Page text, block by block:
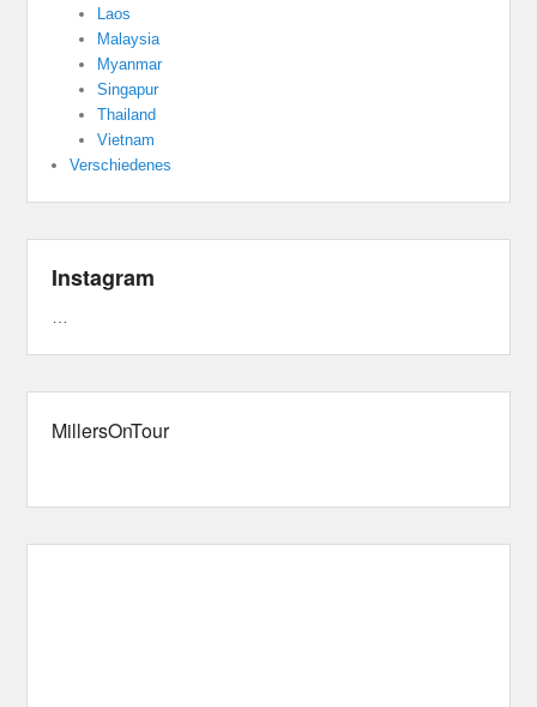
Laos
Malaysia
Myanmar
Singapur
Thailand
Vietnam
Verschiedenes
Instagram
…
MillersOnTour